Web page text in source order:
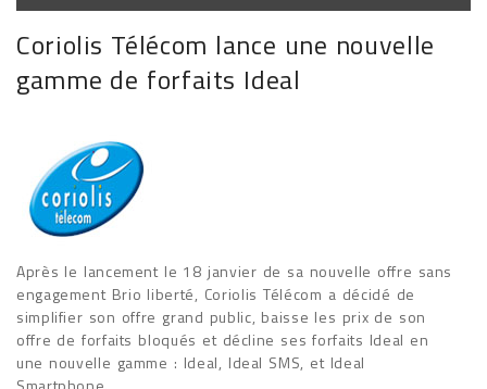
Coriolis Télécom lance une nouvelle
gamme de forfaits Ideal
Après le lancement le 18 janvier de sa nouvelle offre sans
engagement Brio liberté, Coriolis Télécom a décidé de
simplifier son offre grand public, baisse les prix de son
offre de forfaits bloqués et décline ses forfaits Ideal en
une nouvelle gamme : Ideal, Ideal SMS, et Ideal